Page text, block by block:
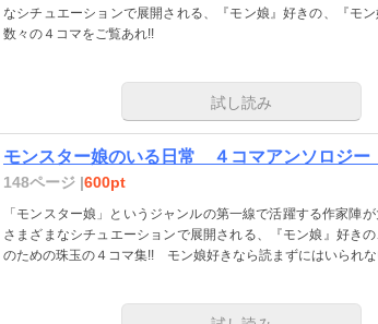
なシチュエーションで展開される、『モン娘』好きの、『モ
数々の４コマをご覧あれ!!
試し読み
モンスター娘のいる日常 ４コマアンソロジー
148ページ |600pt
「モンスター娘」というジャンルの第一線で活躍する作家陣
さまざまなシチュエーションで展開される、『モン娘』好き
のための珠玉の４コマ集!! モン娘好きなら読まずにはいられ